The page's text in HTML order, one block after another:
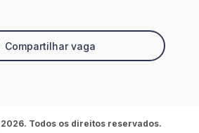
Compartilhar vaga
2026. Todos os direitos reservados.